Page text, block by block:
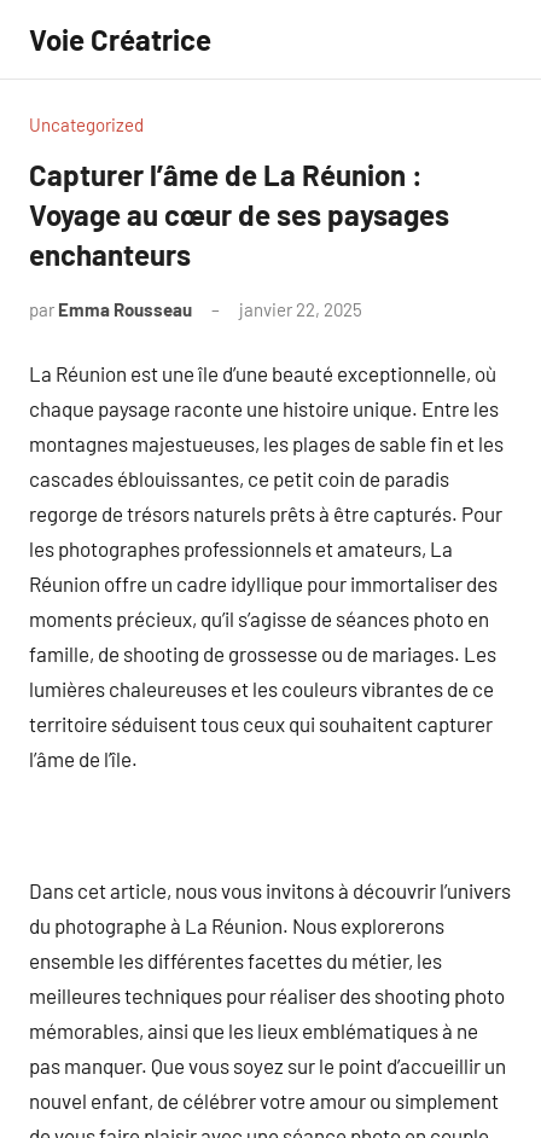
contenu
Voie Créatrice
Uncategorized
Capturer l’âme de La Réunion :
Voyage au cœur de ses paysages
enchanteurs
par Emma Rousseau janvier 22, 2025
La Réunion est une île d’une beauté exceptionnelle, où
chaque paysage raconte une histoire unique. Entre les
montagnes majestueuses, les plages de sable fin et les
cascades éblouissantes, ce petit coin de paradis
regorge de trésors naturels prêts à être capturés. Pour
les photographes professionnels et amateurs, La
Réunion offre un cadre idyllique pour immortaliser des
moments précieux, qu’il s’agisse de séances photo en
famille, de shooting de grossesse ou de mariages. Les
lumières chaleureuses et les couleurs vibrantes de ce
territoire séduisent tous ceux qui souhaitent capturer
l’âme de l’île.
Dans cet article, nous vous invitons à découvrir l’univers
du photographe à La Réunion. Nous explorerons
ensemble les différentes facettes du métier, les
meilleures techniques pour réaliser des shooting photo
mémorables, ainsi que les lieux emblématiques à ne
pas manquer. Que vous soyez sur le point d’accueillir un
nouvel enfant, de célébrer votre amour ou simplement